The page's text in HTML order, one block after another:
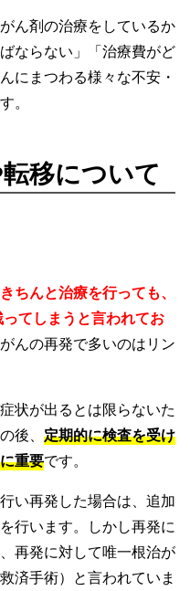
ん剤の治療をしているか
ならない」「治療費がど
にまつわる様々な不安・
。
移について
きちんと治療を行っても、
てしまうと言われてお
んの再発で多いのはリン
状が出るとは限らないた
後、 定期的に検査を受け
重要です。
い再発した場合は、追加
行います。しかし再発に
再発に対して唯一根治が
済手術）と言われていま